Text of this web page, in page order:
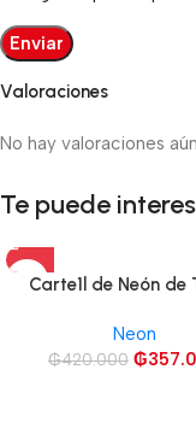
Valoraciones
No hay valoraciones
Te puede
Carte1l de Neón de
Neon
₲420.000 ₲